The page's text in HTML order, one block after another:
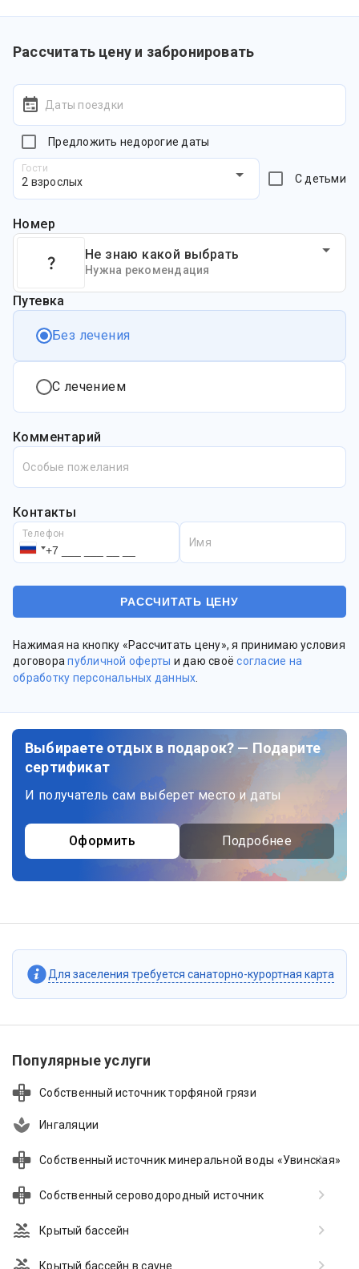
Рассчитать цену и забронировать
Даты поездки
Предложить недорогие даты
Гости
2 взрослых С детьми
Номер
Не знаю какой выбрать
Нужна рекомендация
Путевка
Без лечения
С лечением
Комментарий
Особые пожелания
Контакты
Телефон
Имя
Нажимая на кнопку «Рассчитать цену», я принимаю условия
договорапубличной оферты и даю своёсогласие на
обработку персональных данных
Выбираете отдых в подарок? — Подарите
сертификат
И получатель сам выберет место и даты
Оформить Подробнее
Для заселения требуется санаторно-курортная карта
Популярные услуги
Собственный источник торфяной грязи
Ингаляции
Собственный источник минеральной воды «Увинская»
Собственный сероводородный источник
Крытый бассейн
Крытый бассейн в сауне